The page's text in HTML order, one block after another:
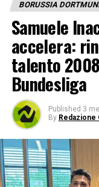
BORUSSIA
Samuele
accelera:
talento
Bundesliga
Published 3
By Redazione